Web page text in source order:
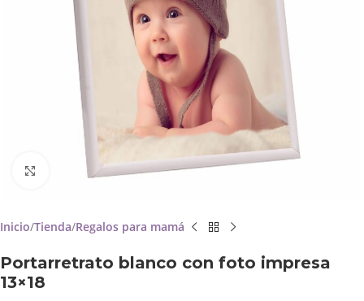
Click to enlarge
Inicio Tienda Regalos para mamá
Portarretrato blanco con foto impresa
13×18